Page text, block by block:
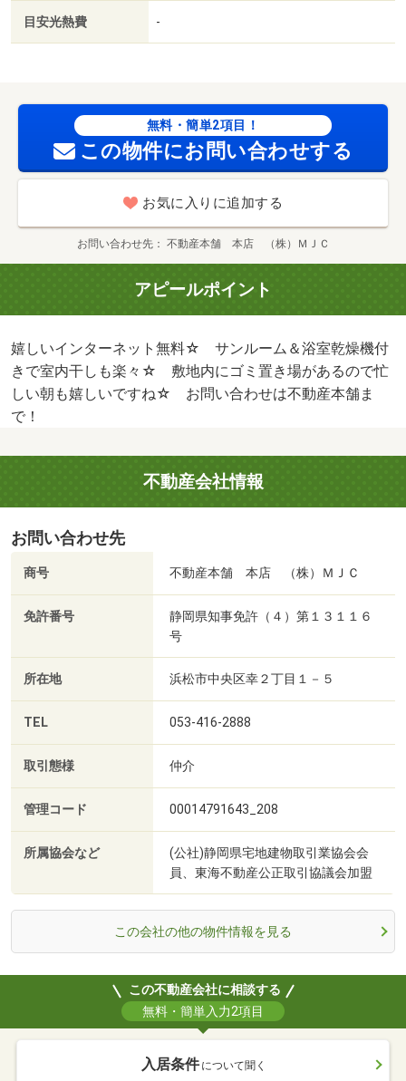
目安光熱費 -
無料・簡単2項目！
この物件にお問い合わせする
お気に入りに追加する
お問い合わせ先 不動産本舗 本店 （株）ＭＪＣ
アピールポイント
嬉しいインターネット無料☆ サンルーム＆浴室乾燥機付
きで室内干しも楽々☆ 敷地内にゴミ置き場があるので忙
しい朝も嬉しいですね☆ お問い合わせは不動産本舗ま
で！
不動産会社情報
お問い合わせ先
商号 不動産本舗 本店 （株）ＭＪＣ
免許番号
静岡県知事免許（４）第１３１１６
号
所在地 浜松市中央区幸２丁目１－５
TEL 053-416-2888
取引態様 仲介
管理コード 00014791643_208
所属協会など
(公社)静岡県宅地建物取引業協会会
員、東海不動産公正取引協議会加盟
この会社の他の物件情報を見る
この不動産会社に相談する
無料・簡単入力2項目
入居条件 について聞く